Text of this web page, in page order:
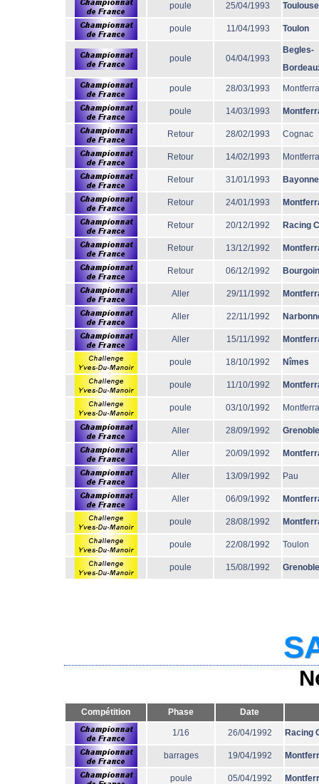
poule 25/04/1993 Toulouse
poule 11/04/1993 Toulon
poule 04/04/1993
Begles-
poule 28/03/1993
poule 14/03/1993
Retour 28/02/1993 Cognac
Retour 14/02/1993
Retour 31/01/1993 Bayonne
Retour 24/01/1993
Retour 20/12/1992 Racing
Retour 13/12/1992
Retour 06/12/1992 Bourgoin
Aller 29/11/1992
Aller 22/11/1992
Aller 15/11/1992
poule 18/10/1992 Nîmes
poule 11/10/1992
poule 03/10/1992
Aller 28/09/1992 Grenoble
Aller 20/09/1992
Aller 13/09/1992 Pau
Aller 06/09/1992
poule 28/08/1992
poule 22/08/1992 Toulon
poule 15/08/1992 Grenoble
Compétition Phase Date
1/16 26/04/1992 Racing
barrages 19/04/1992
poule 05/04/1992